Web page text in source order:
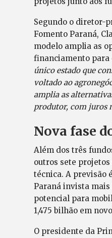
Segundo o diretor-
Fomento Paraná,
modelo amplia as
financiamento para
único estado que
voltado ao
amplia as
produtor, com juros
Nova fase
Além dos três
outros sete
técnica. A previsão
Paraná invista mais
potencial para
1,475 bilhão em
O presidente da